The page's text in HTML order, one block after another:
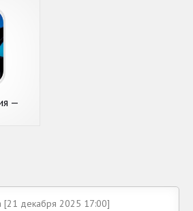
—
[21 декабря 2025 17:00]